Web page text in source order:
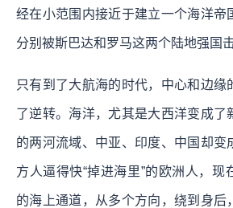
经在小范围内接近于建立一个海洋帝
分别被斯巴达和罗马这两个陆地强国击
只有到了大航海的时代，中心和边缘
了逆转。海洋，尤其是大西洋变成了
的两河流域、中亚、印度、中国却变
方人逼得快“掉进海里”的欧洲人，现
的海上通道，从多个方向，绕到身后